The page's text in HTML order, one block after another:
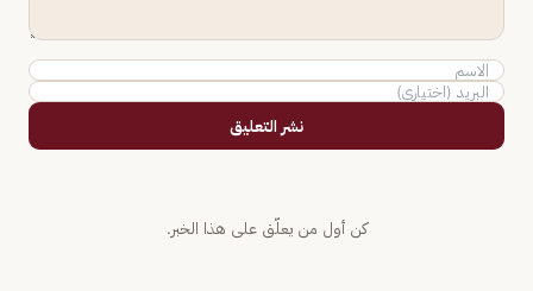
نشر التعليق
كن أول من يعلّق على هذا الخبر.